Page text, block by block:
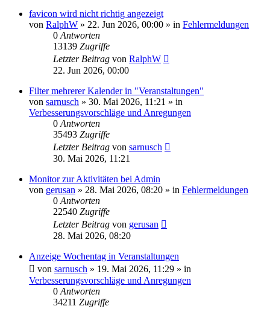
favicon wird nicht richtig angezeigt
von RalphW » 22. Jun 2026, 00:00 » in Fehlermeldungen
0 Antworten
13139 Zugriffe
Letzter Beitrag von RalphW
22. Jun 2026, 00:00
Filter mehrerer Kalender in "Veranstaltungen"
von sarnusch » 30. Mai 2026, 11:21 » in
Verbesserungsvorschläge und Anregungen
0 Antworten
35493 Zugriffe
Letzter Beitrag von sarnusch
30. Mai 2026, 11:21
Monitor zur Aktivitäten bei Admin
von gerusan » 28. Mai 2026, 08:20 » in Fehlermeldungen
0 Antworten
22540 Zugriffe
Letzter Beitrag von gerusan
28. Mai 2026, 08:20
Anzeige Wochentag in Veranstaltungen
von sarnusch » 19. Mai 2026, 11:29 » in
Verbesserungsvorschläge und Anregungen
0 Antworten
34211 Zugriffe